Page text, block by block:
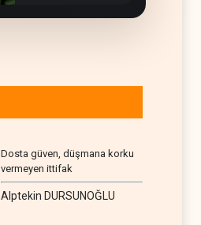
Dosta güven, düşmana korku
vermeyen ittifak
Alptekin DURSUNOĞLU